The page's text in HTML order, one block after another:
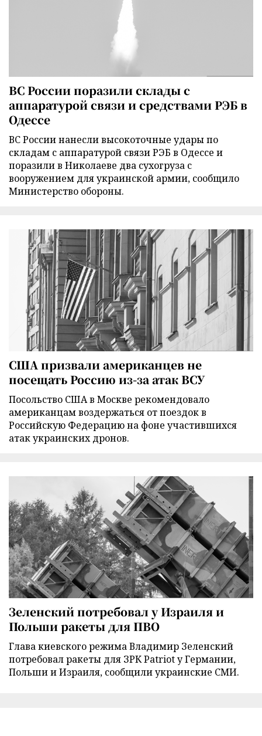
ВС России поразили склады с
аппаратурой связи и средствами РЭБ в
Одессе
ВС России нанесли высокоточные удары по
складам с аппаратурой связи РЭБ в Одессе и
поразили в Николаеве два сухогруза с
вооружением для украинской армии, сообщило
Министерство обороны.
США призвали американцев не
посещать Россию из-за атак ВСУ
Посольство США в Москве рекомендовало
американцам воздержаться от поездок в
Российскую Федерацию на фоне участившихся
атак украинских дронов.
Зеленский потребовал у Израиля и
Польши ракеты для ПВО
Глава киевского режима Владимир Зеленский
потребовал ракеты для ЗРК Patriot у Германии,
Польши и Израиля, сообщили украинские СМИ.